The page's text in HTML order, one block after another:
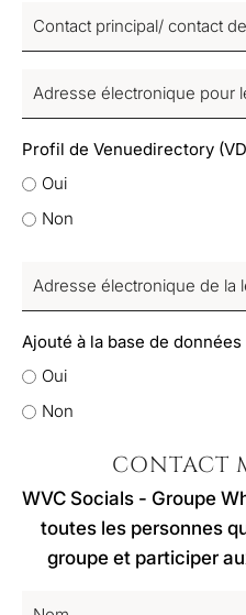
(Nécessaire)
principal/
de
signature
(Nécessaire)
électronique
les
demandes
de
Profil de Venuedirectory
Oui
Non
électronique
la
lettre
d'information
Ajouté à la base de données
Oui
Non
CONTACT
WVC Socials - Groupe
toutes les personnes
groupe et participer